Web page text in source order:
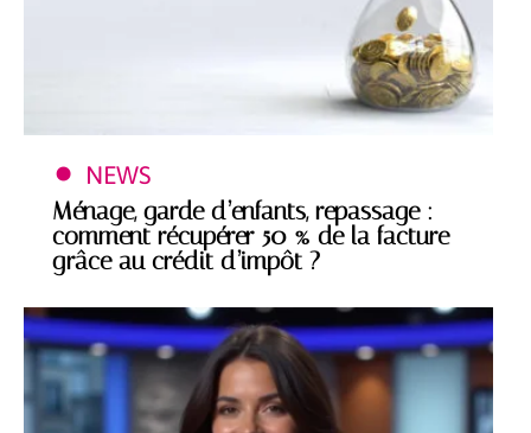
NEWS
Ménage, garde d’enfants, repassage :
comment récupérer 50 % de la facture
grâce au crédit d’impôt ?